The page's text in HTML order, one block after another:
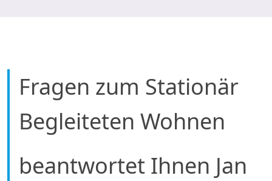
Fragen zum Stationär
Begleiteten Wohnen
beantwortet Ihnen Jan